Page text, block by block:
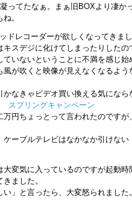
ってたなぁ。まぁ旧BOXより凄
。
ドレコーダーが欲しくなってきまし
スデジに化けてしまったりした
いないということに不満を感じ始
風が吹くと映像が見えなくなるよ
なきゃビデオ買い換える気になら
スプリングキャンペーン
円ちょっとって言われたのです
ケーブルテレビはなかなか引けな
大変気に入っているのですが起動
ました。
」と言ったら、大変怒られました。